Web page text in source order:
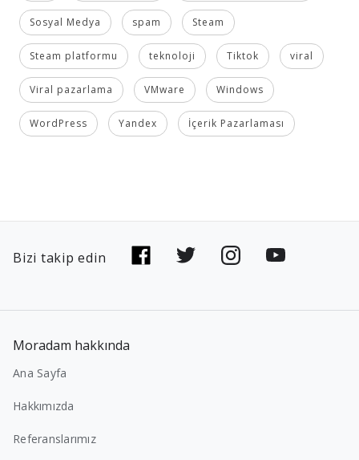
Sosyal Medya spam Steam
Steam platformu teknoloji Tiktok viral
Viral pazarlama VMware Windows
WordPress Yandex İçerik Pazarlaması
Bizi takip edin
Moradam hakkında
Ana Sayfa
Hakkımızda
Referanslarımız